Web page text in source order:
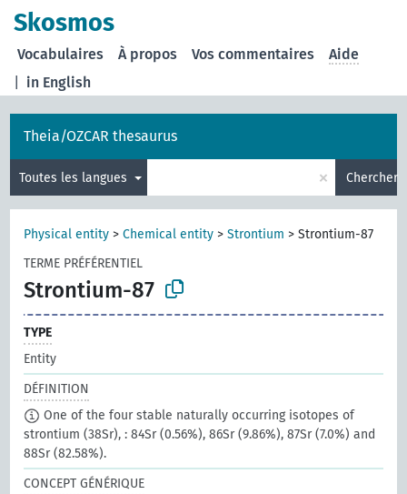
Skosmos
in English
Vocabulaires À propos Vos commentaires Aide
Theia/OZCAR thesaurus
Toutes les langues × Chercher
Physical entity >Chemical entity >Strontium >Strontium-87
TERME PRÉFÉRENTIEL
Strontium-87
TYPE
Entity
DÉFINITION
One of the four stable naturally occurring isotopes of
strontium (38Sr), : 84Sr (0.56%), 86Sr (9.86%), 87Sr (7.0%) and
88Sr (82.58%).
CONCEPT GÉNÉRIQUE